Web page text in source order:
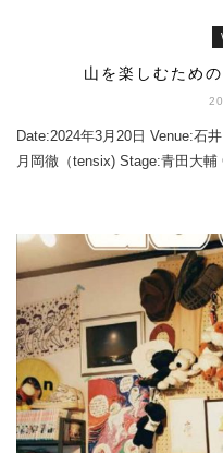
山を楽しむため
Date:2024年3月20日 Venue:石
月岡徹（tensix) Stage:青田大